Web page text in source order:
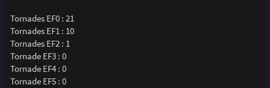
Tornades EF0 : 21
Tornades EF1 : 10
Tornades EF2 : 1
Tornade EF3 : 0
Tornade EF4 : 0
Tornade EF5 : 0